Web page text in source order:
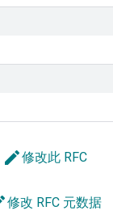
edit修改此 RFC
修改 RFC 元数据